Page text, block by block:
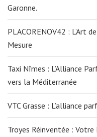
Garonne.
PLACORENOV42 : L’Art
Mesure
Taxi Nîmes : L’Alliance
vers la Méditerranée
VTC Grasse : L’alliance
Troyes Réinventée : Votre